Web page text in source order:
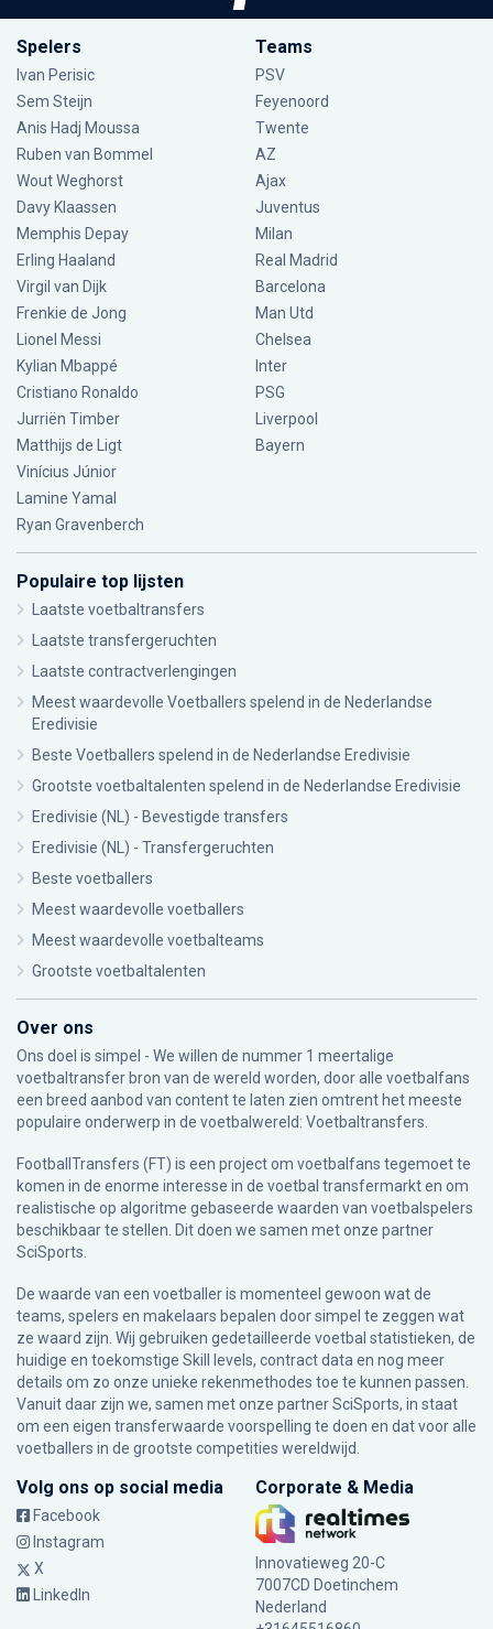
Spelers
Ivan Perisic
Sem Steijn
Anis Hadj Moussa
Ruben van Bommel
Wout Weghorst
Davy Klaassen
Memphis Depay
Erling Haaland
Virgil van Dijk
Frenkie de Jong
Lionel Messi
Kylian Mbappé
Cristiano Ronaldo
Jurriën Timber
Matthijs de Ligt
Vinícius Júnior
Lamine Yamal
Ryan Gravenberch
Teams
PSV
Feyenoord
Twente
AZ
Ajax
Juventus
Milan
Real Madrid
Barcelona
Man Utd
Chelsea
Inter
PSG
Liverpool
Bayern
Populaire top lijsten
Laatste voetbaltransfers
Laatste transfergeruchten
Laatste contractverlengingen
Meest waardevolle Voetballers spelend in de Nederlandse
Eredivisie
Beste Voetballers spelend in de Nederlandse Eredivisie
Grootste voetbaltalenten spelend in de Nederlandse Eredivisie
Eredivisie (NL) - Bevestigde transfers
Eredivisie (NL) - Transfergeruchten
Beste voetballers
Meest waardevolle voetballers
Meest waardevolle voetbalteams
Grootste voetbaltalenten
Over ons
Ons doel is simpel - We willen de nummer 1 meertalige
voetbaltransfer bron van de wereld worden, door alle voetbalfans
een breed aanbod van content te laten zien omtrent het meeste
populaire onderwerp in de voetbalwereld: Voetbaltransfers.
FootballTransfers (FT) is een project om voetbalfans tegemoet te
komen in de enorme interesse in de voetbal transfermarkt en om
realistische op algoritme gebaseerde waarden van voetbalspelers
beschikbaar te stellen. Dit doen we samen met onze partner
SciSports
De waarde van een voetballer is momenteel gewoon wat de
teams, spelers en makelaars bepalen door simpel te zeggen wat
ze waard zijn. Wij gebruiken gedetailleerde voetbal statistieken, de
huidige en toekomstige Skill levels, contract data en nog meer
details om zo onze unieke rekenmethodes toe te kunnen passen.
Vanuit daar zijn we, samen met onze partner SciSports, in staat
om een eigen transferwaarde voorspelling te doen en dat voor alle
voetballers in de grootste competities wereldwijd.
Volg ons op social media
Facebook
Instagram
X
LinkedIn
Corporate & Media
Innovatieweg 20-C
7007CD Doetinchem
Nederland